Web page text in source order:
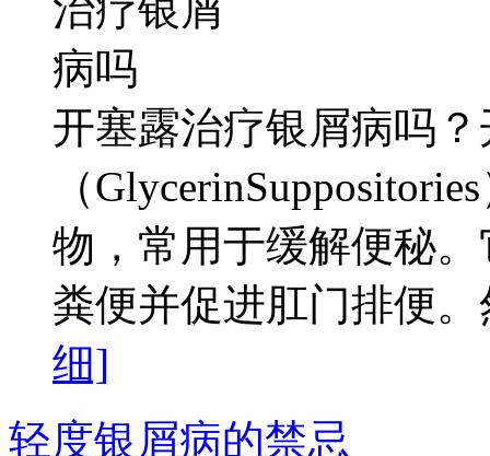
开塞露治疗银屑病吗
（
物，常用于缓解便秘
粪便并促进肛门排便
细]
轻度银屑病的禁忌